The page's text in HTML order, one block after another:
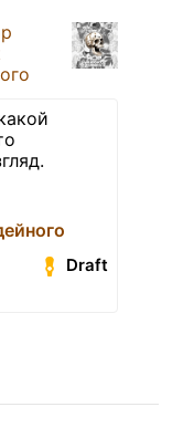
Draft